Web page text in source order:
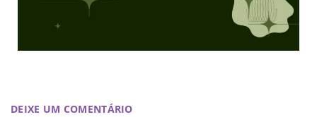
DEIXE UM COMENTÁRIO